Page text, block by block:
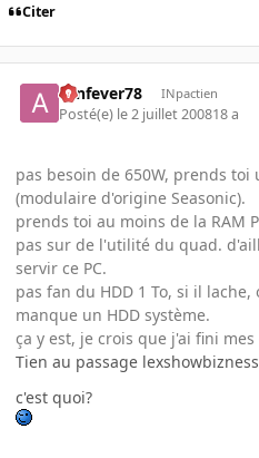
Citer
aznfever78 INpactien
Posté(e) le 2 juillet 200818 a
pas besoin de 650W, prends toi
(modulaire d'origine Seasonic).
prends toi au moins de la RAM
pas sur de l'utilité du quad.
servir ce PC.
pas fan du HDD 1 To, si il
manque un HDD système.
ça y est, je crois que j'ai fini
Tien au passage lexshowbizness
c'est quoi?